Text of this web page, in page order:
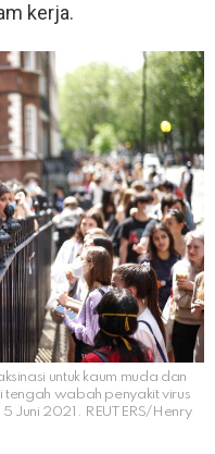
kerja.
untuk kaum muda dan
tengah wabah penyakit virus
Juni 2021. REUTERS/Henry